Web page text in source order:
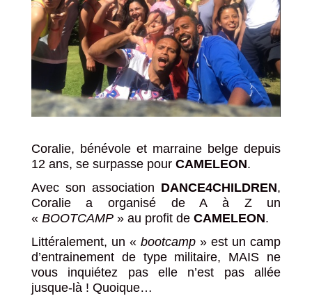
Coralie, bénévole et marraine belge depuis
12 ans, se surpasse pour CAMELEON.
Avec son association DANCE4CHILDREN,
Coralie a organisé de A à Z un
« BOOTCAMP» au profit de CAMELEON.
Littéralement, un « bootcamp» est un camp
d’entrainement de type militaire, MAIS ne
vous inquiétez pas elle n’est pas allée
jusque-là ! Quoique…